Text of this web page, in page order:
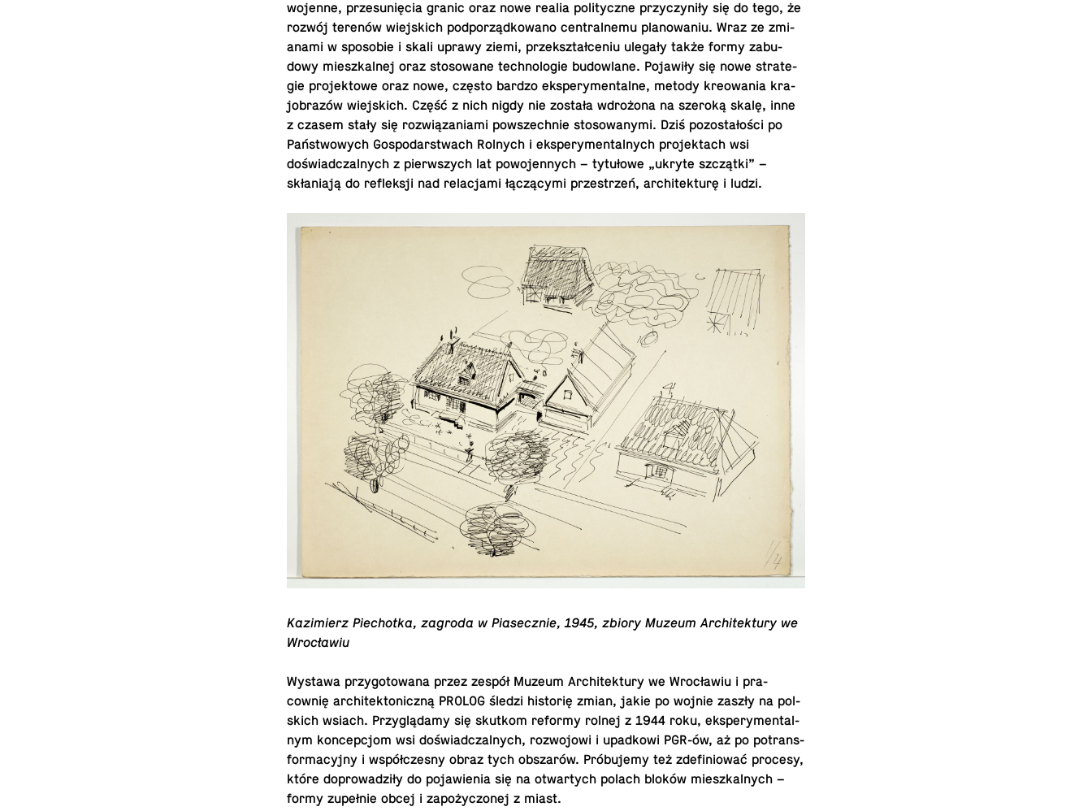
wojenne, prze­sunięcia granic oraz nowe realia poli­ty­czne przy­czyniły się do tego, że
rozwój terenów wiejs­kich podporządkowano cen­tral­nemu planowa­niu. Wraz ze zmi­
anami w sposo­bie i skali uprawy ziemi, przek­ształceniu ulegały także formy zabu­
dowy mieszkalnej oraz stosowane tech­nolo­gie bu­dowlane. Pojawiły się nowe strate­
gie pro­jek­towe oraz nowe, często bardzo ekspery­men­talne, metody kre­owa­nia kra­
jo­brazów wiejs­kich. Część z nich nigdy nie została wdrożona na szeroką skalę, inne
z czasem stały się rozwiązaniami powszech­nie stosowanymi. Dziś pozostałości po
Państwowych Gospo­darst­wach Rolnych i ekspery­men­tal­nych pro­jek­tach wsi
doświad­czal­nych z pier­wszych lat powo­jen­nych – tytułowe „ukryte szczątki” –
skłaniają do re­flek­sji nad relac­jami łączącymi przestrzeń, ar­chitek­turę i ludzi.
Kaz­imierz Piechotka, zagroda w Pi­asecznie, 1945, zbiory Muzeum Ar­chitek­tury we
Wrocławiu
Wystawa przy­go­towana przez zespół Muzeum Ar­chitek­tury we Wrocławiu i pra­
cownię ar­chitek­ton­iczną PROLOG śledzi historię zmian, jakie po wojnie zaszły na pol­
s­kich wsiach. Przyglądamy się skutkom reformy rolnej z 1944 roku, ekspery­men­tal­
nym kon­cepcjom wsi doświad­czal­nych, roz­wo­jowi i upad­kowi PGR-ów, aż po po­trans­
for­ma­cyjny i współczesny obraz tych obszarów. Próbujemy też zdefin­iować procesy,
które do­prowadziły do po­jaw­ienia się na ot­wartych polach bloków mieszkalnych –
formy zupełnie obcej i zapożyczonej z miast.